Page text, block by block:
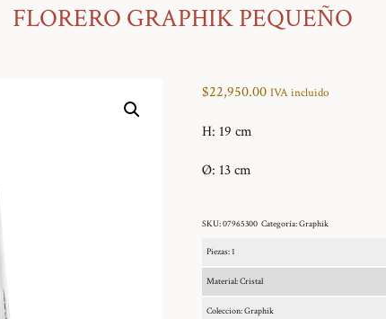
FLORERO GRAPHIK PEQUEÑO
$22,950.00 IVA incluido
H: 19 cm
Ø: 13 cm
SKU:07965300 Categoría:Graphik
Piezas: 1
Material: Cristal
Coleccion: Graphik